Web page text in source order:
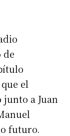
de
el
junto a Juan
futuro.